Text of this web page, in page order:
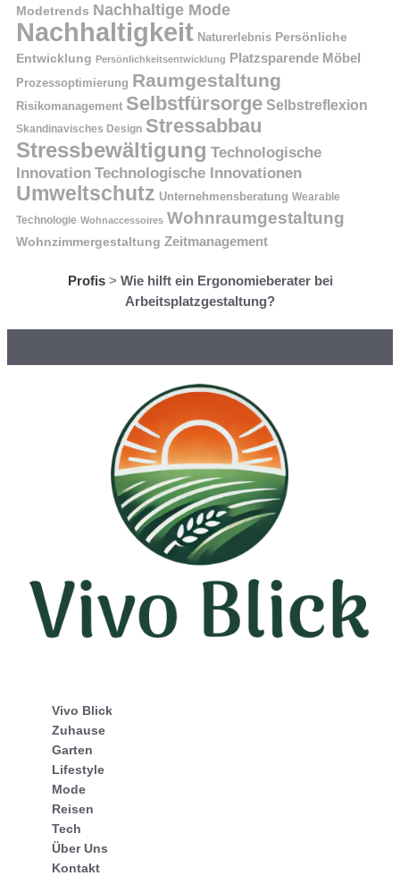
Modetrends Nachhaltige Mode
Nachhaltigkeit Naturerlebnis Persönliche
Entwicklung Persönlichkeitsentwicklung Platzsparende Möbel
Prozessoptimierung Raumgestaltung
Risikomanagement Selbstfürsorge Selbstreflexion
Skandinavisches Design Stressabbau
Stressbewältigung Technologische
Innovation Technologische Innovationen
Umweltschutz Unternehmensberatung Wearable
Technologie Wohnaccessoires Wohnraumgestaltung
Wohnzimmergestaltung Zeitmanagement
Profis> Wie hilft ein Ergonomieberater bei
Arbeitsplatzgestaltung?
Vivo Blick
Zuhause
Garten
Lifestyle
Mode
Reisen
Tech
Über Uns
Kontakt